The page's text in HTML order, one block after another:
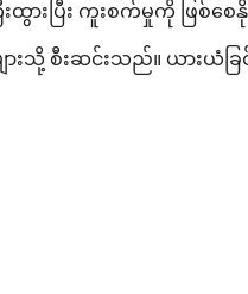
ထွားပြီး ကူးစက်မှုကို ဖြစ်စ
ားသို့ စီးဆင်းသည်။ ယားယံ